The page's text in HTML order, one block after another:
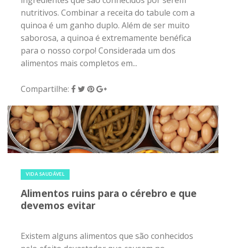
nutritivos. Combinar a receita do tabule com a
quinoa é um ganho duplo. Além de ser muito
saborosa, a quinoa é extremamente benéfica
para o nosso corpo! Considerada um dos
alimentos mais completos em...
Compartilhe:
VIDA SAUDÁVEL
Alimentos ruins para o cérebro e que
devemos evitar
Existem alguns alimentos que são conhecidos